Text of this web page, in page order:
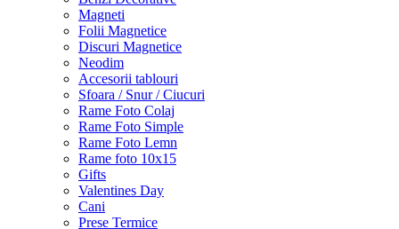
Magneti
Folii Magnetice
Discuri Magnetice
Neodim
Accesorii tablouri
Sfoara / Snur / Ciucuri
Rame Foto Colaj
Rame Foto Simple
Rame Foto Lemn
Rame foto 10x15
Gifts
Valentines Day
Cani
Prese Termice